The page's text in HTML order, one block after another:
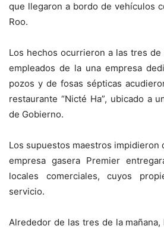
que llegaron a bordo de vehículos
Roo.
Los hechos ocurrieron a las tres de
empleados de la una empresa
pozos y de fosas sépticas
restaurante “Nicté Ha”, ubicado a
de Gobierno.
Los supuestos maestros impidieron
empresa gasera Premier
locales comerciales, cuyos
servicio.
Alrededor de las tres de la